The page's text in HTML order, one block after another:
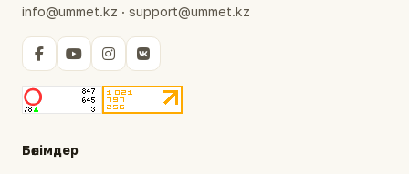
info@ummet.kz · support@ummet.kz
Бөлімдер